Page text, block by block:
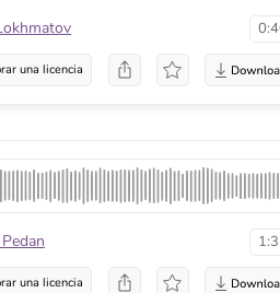
una licencia
una licencia